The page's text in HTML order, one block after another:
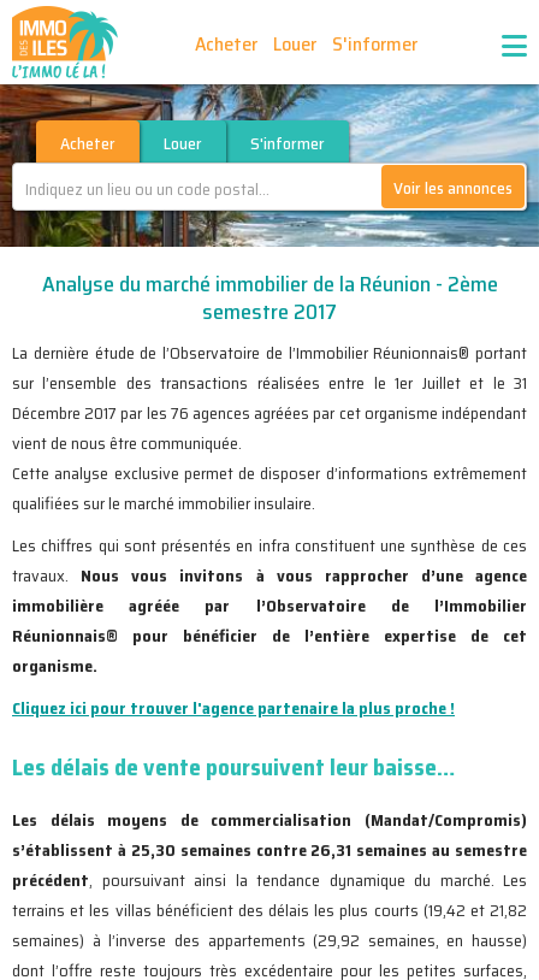
Acheter Louer S'informer
Publiez vos annonces Nos agences partenaires
Nos outils Ma sélection d'annonces
Recrutement Partenaires
Acheter Louer
S'informer
Voir les annonces
Analyse du marché immobilier de la Réunion - 2ème
semestre 2017
La dernière étude de l’Observatoire de l’Immobilier Réunionnais® portant
sur l’ensemble des transactions réalisées entre le 1er Juillet et le 31
Décembre 2017 par les 76 agences agréées par cet organisme indépendant
vient de nous être communiquée.
Cette analyse exclusive permet de disposer d’informations extrêmement
qualifiées sur le marché immobilier insulaire.
Les chiffres qui sont présentés en infra constituent une synthèse de ces
travaux. Nous vous invitons à vous rapprocher d’une agence
immobilière agréée par l’Observatoire de l’Immobilier
Réunionnais® pour bénéficier de l’entière expertise de cet
organisme.
Cliquez ici pour trouver l'agence partenaire la plus proche !
Les délais de vente poursuivent leur baisse…
Les délais moyens de commercialisation (Mandat/Compromis)
s’établissent à 25,30 semaines contre 26,31 semaines au semestre
précédent, poursuivant ainsi la tendance dynamique du marché. Les
terrains et les villas bénéficient des délais les plus courts (19,42 et 21,82
semaines) à l’inverse des appartements (29,92 semaines, en hausse)
dont l’offre reste toujours très excédentaire pour les petites surfaces,